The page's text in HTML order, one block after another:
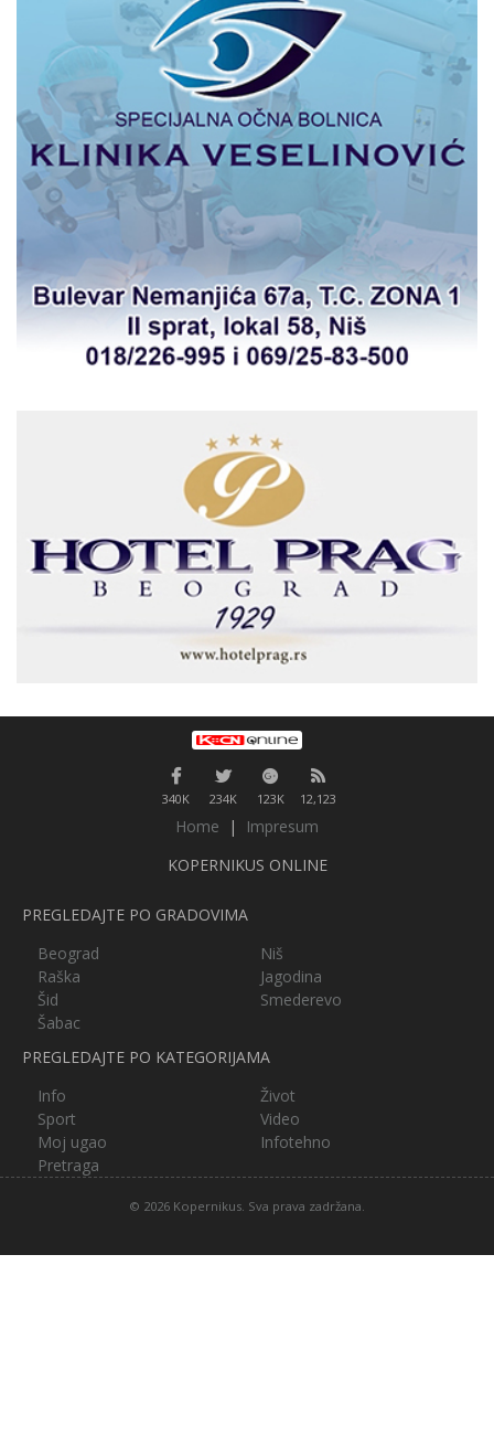
340K 234K 123K 12,123
Home |
Impresum
KOPERNIKUS ONLINE
PREGLEDAJTE PO GRADOVIMA
Beograd
Niš
Raška
Jagodina
Šid
Smederevo
Šabac
PREGLEDAJTE PO KATEGORIJAMA
Info
Život
Sport
Video
Moj ugao
Infotehno
Pretraga
© 2026 Kopernikus. Sva prava zadržana.